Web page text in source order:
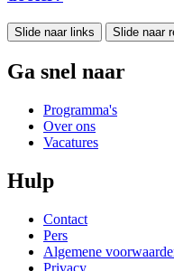
Slide naar links Slide naar
Ga snel naar
Programma's
Over ons
Vacatures
Hulp
Contact
Pers
Algemene
Privacy